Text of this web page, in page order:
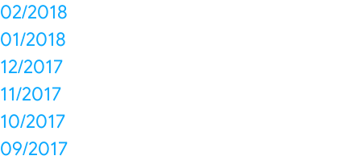
02/2018
01/2018
12/2017
11/2017
10/2017
09/2017